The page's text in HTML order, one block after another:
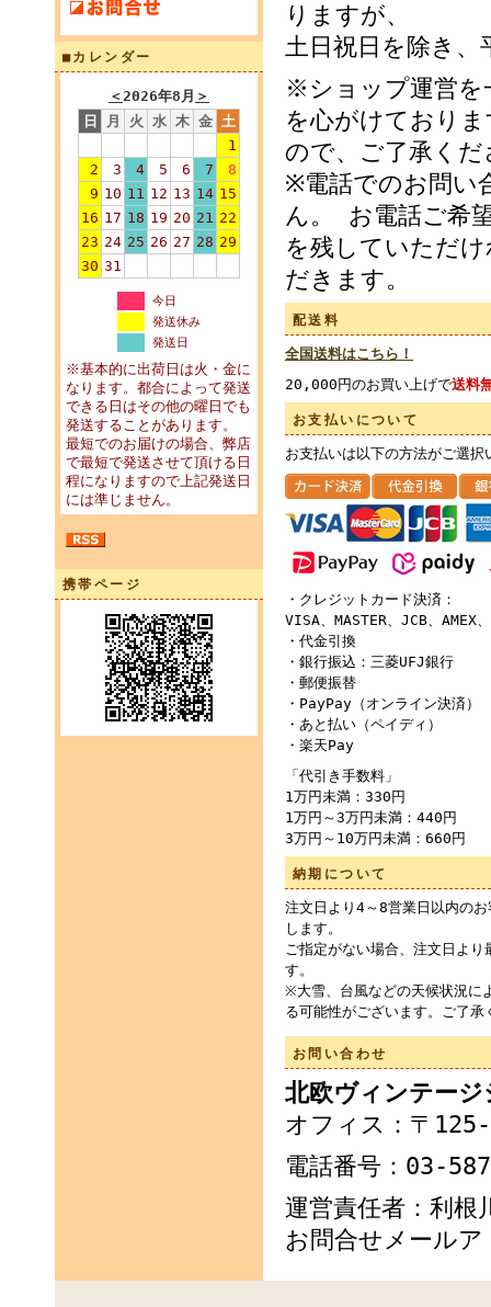
■カレンダー
＜2026年8月 ＞
日
月 火 水 木 金 土
1
2
3 4 5 6 7
8
9 10 11 12 13 14 15
16 17 18 19 20 21 22
23 24 25 26 27 28 29
30 31
今日
発送休み
発送日
※基本的に出荷日は火・金に
なります。都合によって発送
できる日はその他の曜日でも
発送することがあります。
最短でのお届けの場合、弊店
で最短で発送させて頂ける日
程になりますので上記発送日
には準じません。
携帯ページ
りますが、
土日祝日を除き
※ショップ運営を
を心がけており
ので、ご了承くだ
※電話でのお問い
ん。 お電話ご希
を残していただ
だきます。
配送料
全国送料はこちら！
20,000円のお買い上げで送料
お支払いについて
お支払いは以下の方法がご選択
・クレジットカード決済：
VISA、MASTER、JCB、
・代金引換
・銀行振込：三菱UFJ銀行
・郵便振替
・PayPay（オンライン決済）
・あと払い（ペイディ）
・楽天Pay
「代引き手数料」
1万円未満：330円
1万円～3万円未満：440円
3万円～10万円未満：660円
納期について
注文日より4～8営業日以内の
します。
ご指定がない場合、注文日より
す。
※大雪、台風などの天候状況に
る可能性がございます。ご了承
お問い合わせ
北欧ヴィンテー
オフィス：〒
電話番号：03-
運営責任者：利
お問合せメールア